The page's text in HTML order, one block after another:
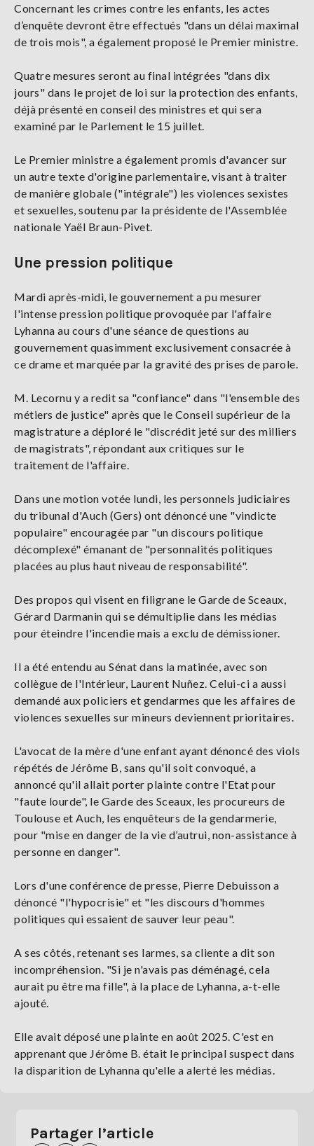
Concernant les crimes contre les enfants, les actes
d’enquête devront être effectués "dans un délai maximal
de trois mois", a également proposé le Premier ministre.
Quatre mesures seront au final intégrées "dans dix
jours" dans le projet de loi sur la protection des enfants,
déjà présenté en conseil des ministres et qui sera
examiné par le Parlement le 15 juillet.
Le Premier ministre a également promis d'avancer sur
un autre texte d'origine parlementaire, visant à traiter
de manière globale ("intégrale") les violences sexistes
et sexuelles, soutenu par la présidente de l'Assemblée
nationale Yaël Braun-Pivet.
Une pression politique
Mardi après-midi, le gouvernement a pu mesurer
l'intense pression politique provoquée par l'affaire
Lyhanna au cours d'une séance de questions au
gouvernement quasimment exclusivement consacrée à
ce drame et marquée par la gravité des prises de parole.
M. Lecornu y a redit sa "confiance" dans "l'ensemble des
métiers de justice" après que le Conseil supérieur de la
magistrature a déploré le "discrédit jeté sur des milliers
de magistrats", répondant aux critiques sur le
traitement de l'affaire.
Dans une motion votée lundi, les personnels judiciaires
du tribunal d'Auch (Gers) ont dénoncé une "vindicte
populaire" encouragée par "un discours politique
décomplexé" émanant de "personnalités politiques
placées au plus haut niveau de responsabilité".
Des propos qui visent en filigrane le Garde de Sceaux,
Gérard Darmanin qui se démultiplie dans les médias
pour éteindre l'incendie mais a exclu de démissioner.
Il a été entendu au Sénat dans la matinée, avec son
collègue de l'Intérieur, Laurent Nuñez. Celui-ci a aussi
demandé aux policiers et gendarmes que les affaires de
violences sexuelles sur mineurs deviennent prioritaires.
L'avocat de la mère d'une enfant ayant dénoncé des viols
répétés de Jérôme B, sans qu'il soit convoqué, a
annoncé qu'il allait porter plainte contre l'Etat pour
"faute lourde", le Garde des Sceaux, les procureurs de
Toulouse et Auch, les enquêteurs de la gendarmerie,
pour "mise en danger de la vie d’autrui, non-assistance à
personne en danger".
Lors d'une conférence de presse, Pierre Debuisson a
dénoncé "l'hypocrisie" et "les discours d'hommes
politiques qui essaient de sauver leur peau".
A ses côtés, retenant ses larmes, sa cliente a dit son
incompréhension. "Si je n'avais pas déménagé, cela
aurait pu être ma fille", à la place de Lyhanna, a-t-elle
ajouté.
Elle avait déposé une plainte en août 2025. C'est en
apprenant que Jérôme B. était le principal suspect dans
la disparition de Lyhanna qu'elle a alerté les médias.
Partager l’article